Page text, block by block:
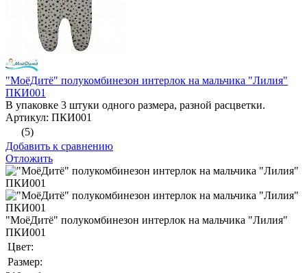
"МоёДитё" полукомбинезон интерлок на мальчика "Лилия"
ПКИ001
В упаковке 3 штуки одного размера, разной расцветки.
Артикул: ПКИ001
(5)
Добавить к сравнению
Отложить
"МоёДитё" полукомбинезон интерлок на мальчика "Лилия"
ПКИ001
Цвет:
Размер: